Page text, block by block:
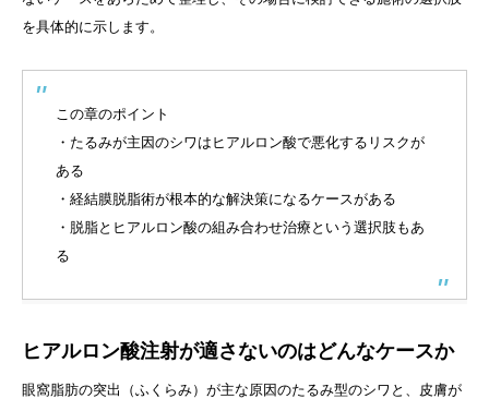
を具体的に示します。
この章のポイント
・たるみが主因のシワはヒアルロン酸で悪化するリスクが
ある
・経結膜脱脂術が根本的な解決策になるケースがある
・脱脂とヒアルロン酸の組み合わせ治療という選択肢もあ
る
ヒアルロン酸注射が適さないのはどんなケースか
眼窩脂肪の突出（ふくらみ）が主な原因のたるみ型のシワと、皮膚が